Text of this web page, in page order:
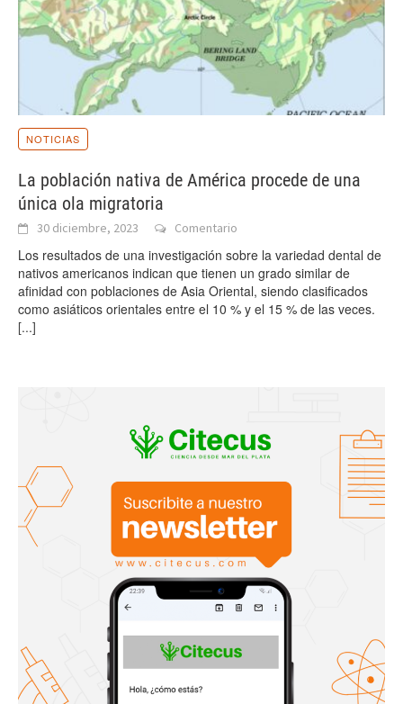
NOTICIAS
La población nativa de América procede de una
única ola migratoria
30 diciembre, 2023 Comentario
Los resultados de una investigación sobre la variedad dental de
nativos americanos indican que tienen un grado similar de
afinidad con poblaciones de Asia Oriental, siendo clasificados
como asiáticos orientales entre el 10 % y el 15 % de las veces.
[...]